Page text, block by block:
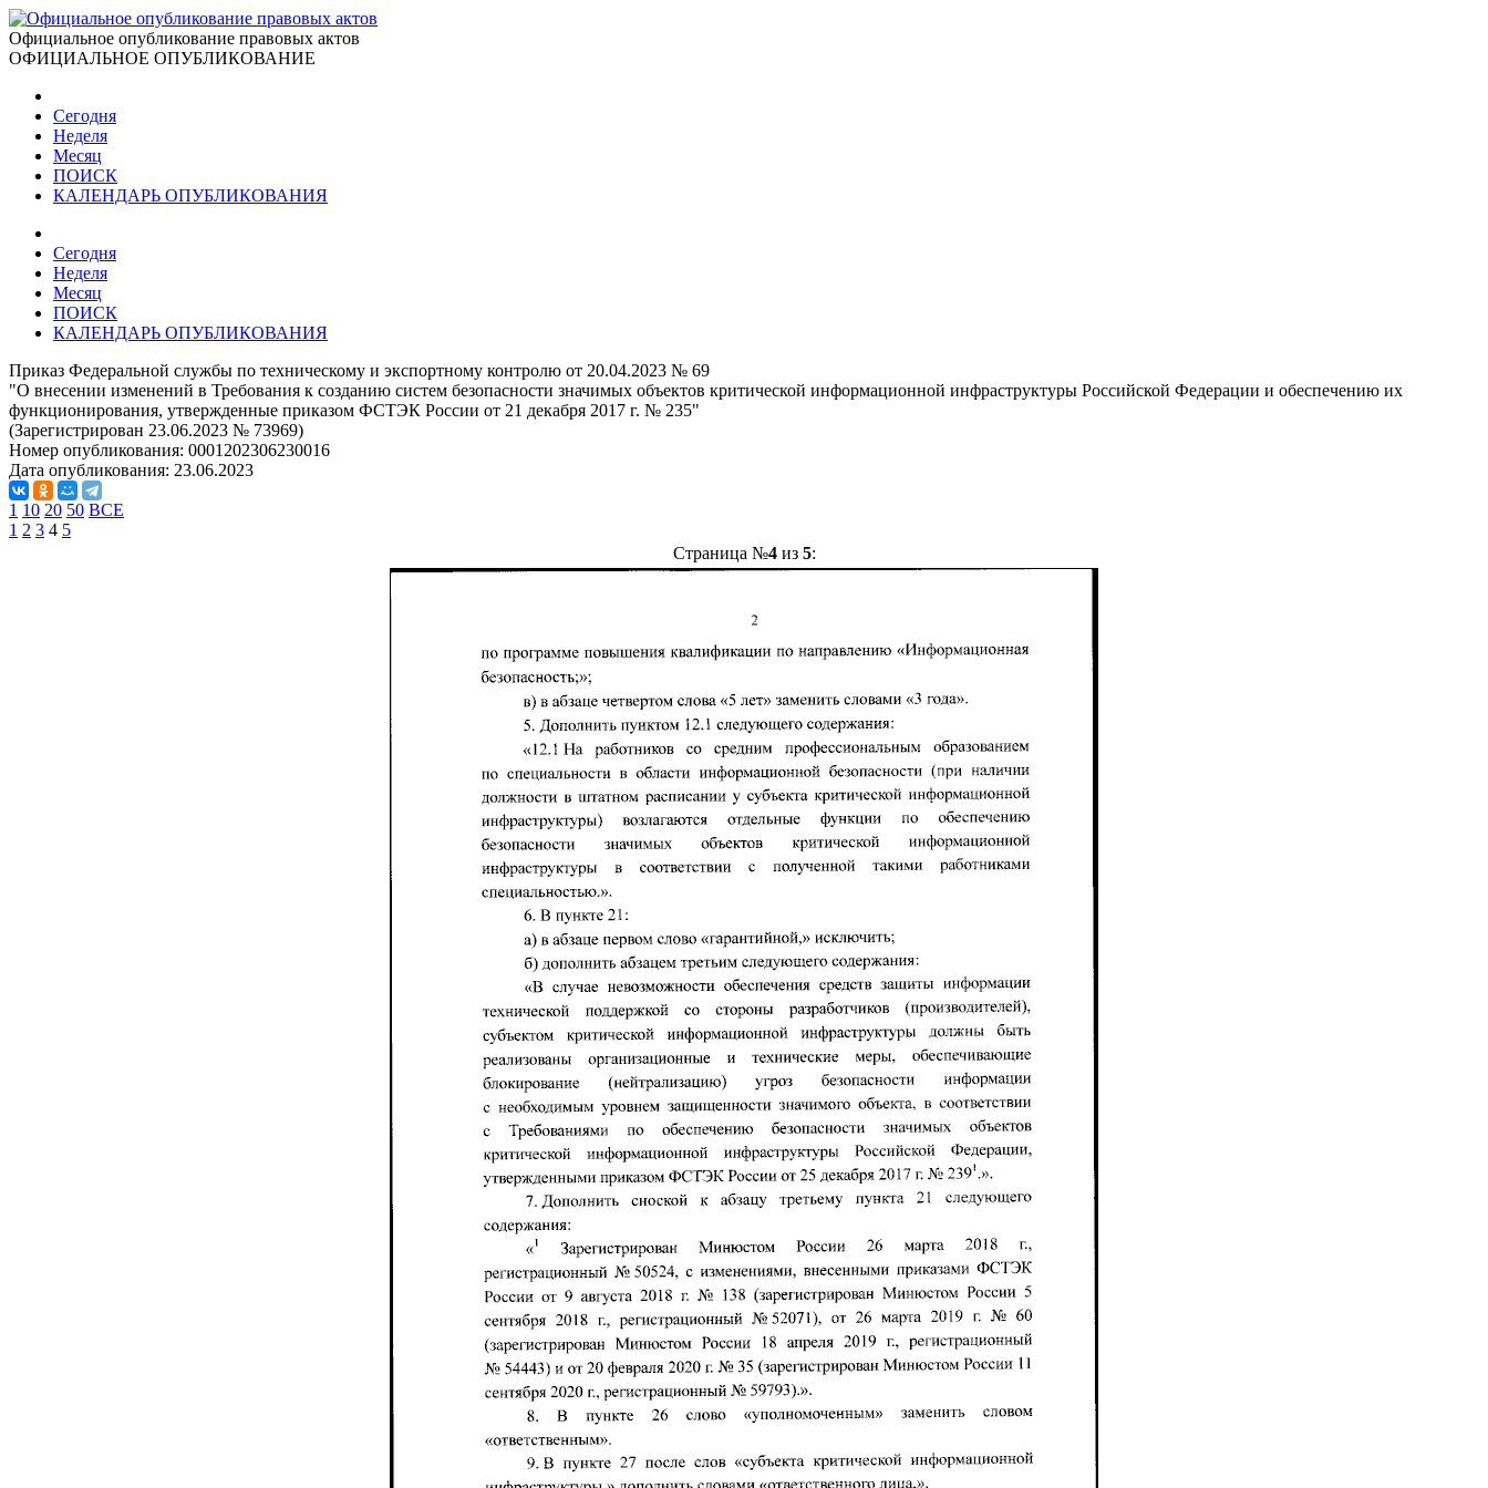
Официальное опубликование правовых актов
ОФИЦИАЛЬНОЕ ОПУБЛИКОВАНИЕ
Сегодня
Неделя
Месяц
ПОИСК
КАЛЕНДАРЬ ОПУБЛИКОВАНИЯ
Сегодня
Неделя
Месяц
ПОИСК
КАЛЕНДАРЬ ОПУБЛИКОВАНИЯ
Приказ Федеральной службы по техническому и экспортному контролю от 20.04.2023 № 69
"О внесении изменений в Требования к созданию систем безопасности значимых объектов критической информационной инфраструктуры Российской Федерации и обеспечению их
функционирования, утвержденные приказом ФСТЭК России от 21 декабря 2017 г. № 235"
(Зарегистрирован 23.06.2023 № 73969)
Номер опубликования: 0001202306230016
Дата опубликования: 23.06.2023
1 10 20 50 ВСЕ
1 2 3 4 5
Страница №4из 5: